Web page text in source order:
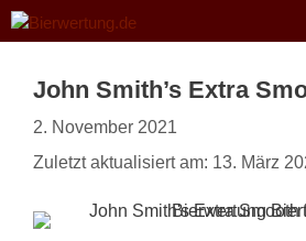
Zum
Inhalt
John Smith’s Extra
2. November 2021
Zuletzt aktualisiert am: 13. März